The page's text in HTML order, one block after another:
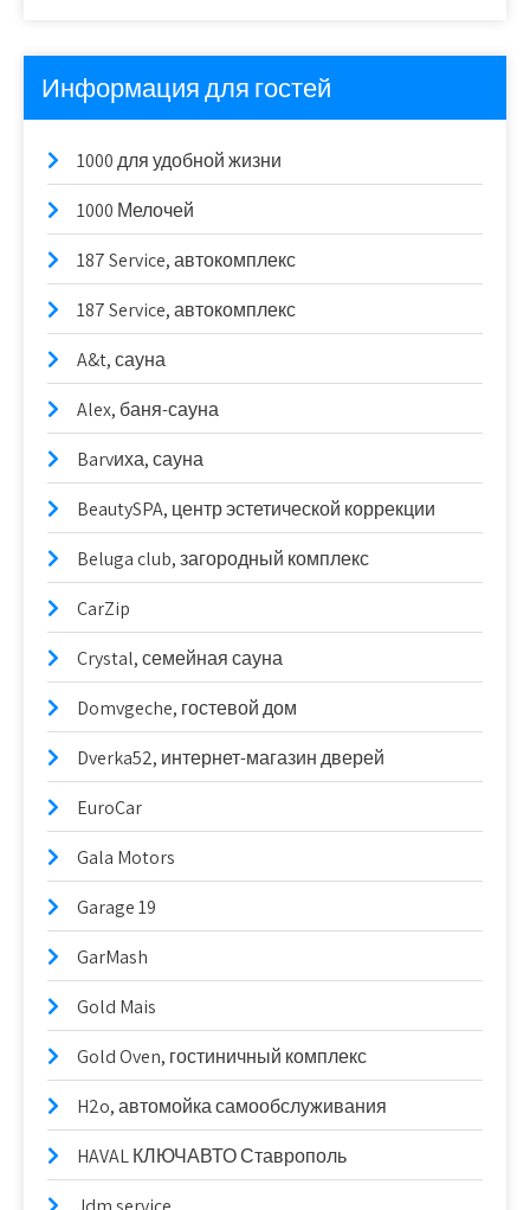
Информация для гостей
1000 для удобной жизни
1000 Мелочей
187 Service, автокомплекс
187 Service, автокомплекс
A&t, сауна
Alex, баня-сауна
Barvиха, сауна
BeautySPA, центр эстетической коррекции
Beluga club, загородный комплекс
CarZip
Crystal, семейная сауна
Domvgeche, гостевой дом
Dverka52, интернет-магазин дверей
EuroCar
Gala Motors
Garage 19
GarMash
Gold Mais
Gold Oven, гостиничный комплекс
H2o, автомойка самообслуживания
HAVAL КЛЮЧАВТО Ставрополь